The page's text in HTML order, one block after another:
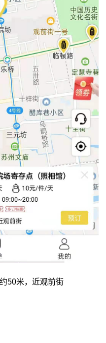
50米，近观前街